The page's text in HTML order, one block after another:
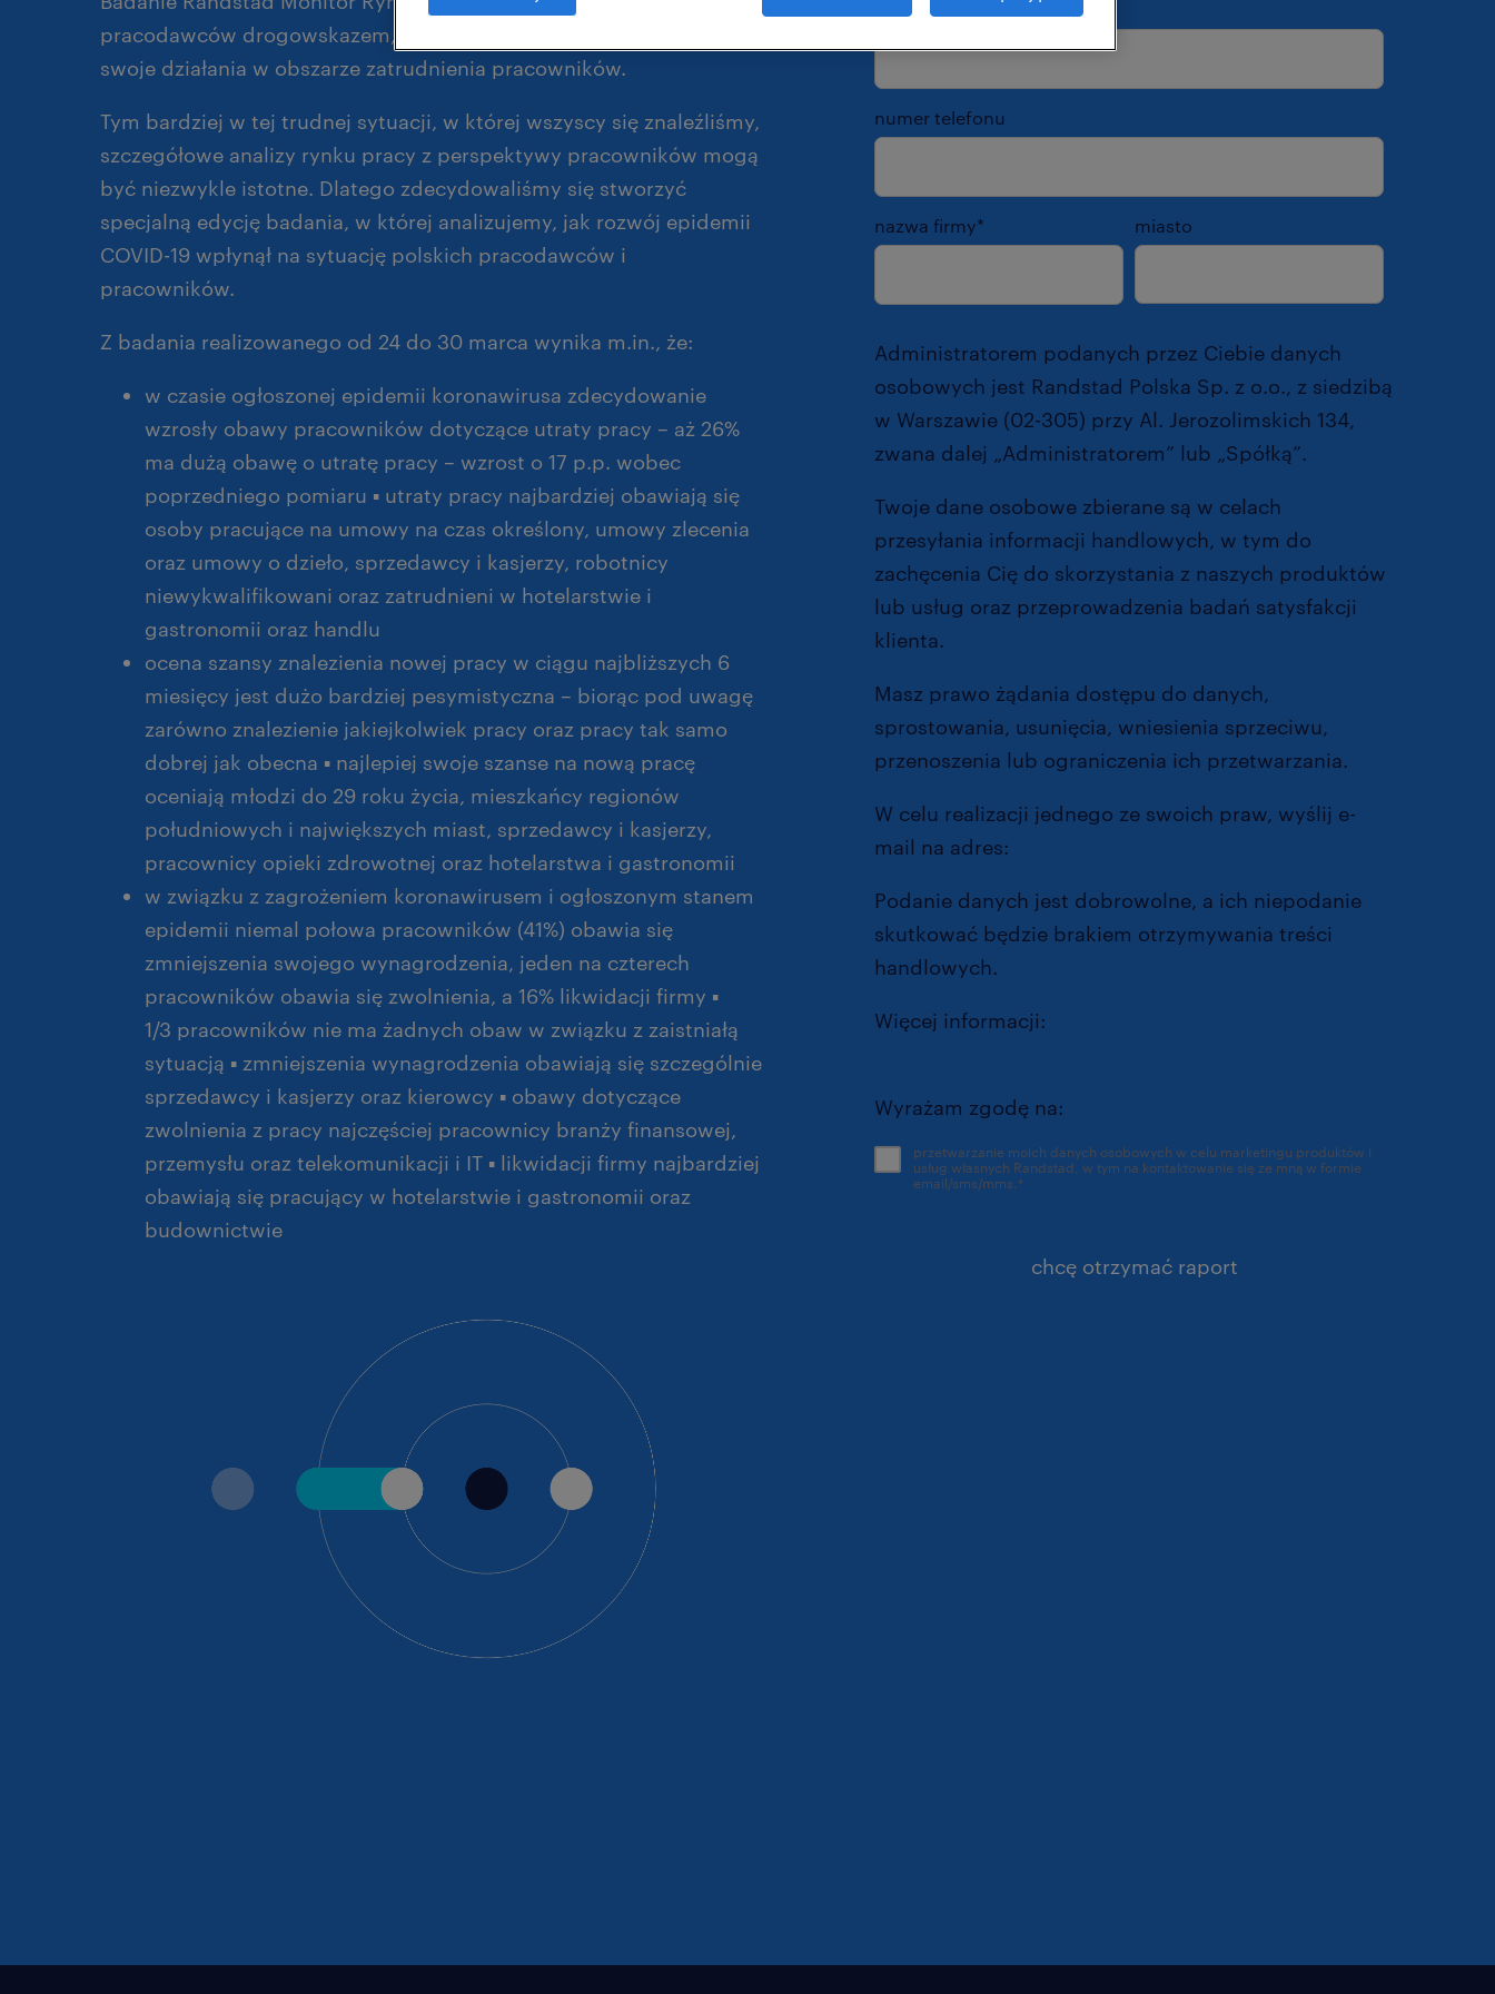
pracodawców drogowskazem, który pozwala skuteczniej planować
swoje działania w obszarze zatrudnienia pracowników.
Tym bardziej w tej trudnej sytuacji, w której wszyscy się znaleźliśmy,
szczegółowe analizy rynku pracy z perspektywy pracowników mogą
być niezwykle istotne. Dlatego zdecydowaliśmy się stworzyć
specjalną edycję badania, w której analizujemy, jak rozwój epidemii
COVID-19 wpłynął na sytuację polskich pracodawców i
pracowników.
Z badania realizowanego od 24 do 30 marca wynika m.in., że:
w czasie ogłoszonej epidemii koronawirusa zdecydowanie
wzrosły obawy pracowników dotyczące utraty pracy – aż 26%
ma dużą obawę o utratę pracy – wzrost o 17 p.p. wobec
poprzedniego pomiaru ▪ utraty pracy najbardziej obawiają się
osoby pracujące na umowy na czas określony, umowy zlecenia
oraz umowy o dzieło, sprzedawcy i kasjerzy, robotnicy
niewykwalifikowani oraz zatrudnieni w hotelarstwie i
gastronomii oraz handlu
ocena szansy znalezienia nowej pracy w ciągu najbliższych 6
miesięcy jest dużo bardziej pesymistyczna – biorąc pod uwagę
zarówno znalezienie jakiejkolwiek pracy oraz pracy tak samo
dobrej jak obecna ▪ najlepiej swoje szanse na nową pracę
oceniają młodzi do 29 roku życia, mieszkańcy regionów
południowych i największych miast, sprzedawcy i kasjerzy,
pracownicy opieki zdrowotnej oraz hotelarstwa i gastronomii
w związku z zagrożeniem koronawirusem i ogłoszonym stanem
epidemii niemal połowa pracowników (41%) obawia się
zmniejszenia swojego wynagrodzenia, jeden na czterech
pracowników obawia się zwolnienia, a 16% likwidacji firmy ▪
1/3 pracowników nie ma żadnych obaw w związku z zaistniałą
sytuacją ▪ zmniejszenia wynagrodzenia obawiają się szczególnie
sprzedawcy i kasjerzy oraz kierowcy ▪ obawy dotyczące
zwolnienia z pracy najczęściej pracownicy branży finansowej,
przemysłu oraz telekomunikacji i IT ▪ likwidacji firmy najbardziej
obawiają się pracujący w hotelarstwie i gastronomii oraz
budownictwie
służbowy adres e-mail
numer telefonu
nazwa firmy* miasto
Administratorem podanych przez Ciebie danych
osobowych jest Randstad Polska Sp. z o.o., z siedzibą
w Warszawie (02-305) przy Al. Jerozolimskich 134,
zwana dalej „Administratorem” lub „Spółką”.
Twoje dane osobowe zbierane są w celach
przesyłania informacji handlowych, w tym do
zachęcenia Cię do skorzystania z naszych produktów
lub usług oraz przeprowadzenia badań satysfakcji
klienta.
Masz prawo żądania dostępu do danych,
sprostowania, usunięcia, wniesienia sprzeciwu,
przenoszenia lub ograniczenia ich przetwarzania.
W celu realizacji jednego ze swoich praw, wyślij e-
mail na adres:
Podanie danych jest dobrowolne, a ich niepodanie
skutkować będzie brakiem otrzymywania treści
handlowych.
Więcej informacji:
Wyrażam zgodę na:
przetwarzanie moich danych osobowych w celu marketingu produktów i
usług własnych Randstad, w tym na kontaktowanie się ze mną w formie
email/sms/mms. *